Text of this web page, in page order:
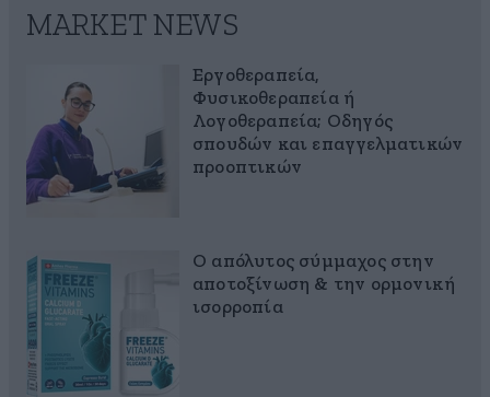
MARKET NEWS
Εργοθεραπεία,
Φυσικοθεραπεία ή
Λογοθεραπεία; Οδηγός
σπουδών και επαγγελματικών
προοπτικών
Ο απόλυτος σύμμαχος στην
αποτοξίνωση & την ορμονική
ισορροπία